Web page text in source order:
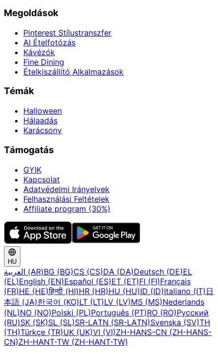
Megoldások
Pinterest Stílustranszfer
AI Ételfotózás
Kávézók
Fine Dining
Ételkiszállító Alkalmazások
Témák
Halloween
Hálaadás
Karácsony
Támogatás
GYIK
Kapcsolat
Adatvédelmi Irányelvek
Felhasználási Feltételek
Affiliate program (30%)
HU
العربية (AR)BG (BG)CS (CS)DA (DA)Deutsch (DE)EL
(EL)English (EN)Español (ES)ET (ET)FI (FI)Français
(FR)HE (HE)हिन्दी (HI)HR (HR)HU (HU)ID (ID)Italiano (IT) 日
本語 (JA)한국어 (KO)LT (LT)LV (LV)MS (MS)Nederlands
(NL)NO (NO)Polski (PL)Português (PT)RO (RO)Русский
(RU)SK (SK)SL (SL)SR-LATN (SR-LATN)Svenska (SV)TH
(TH)Türkçe (TR)UK (UK)VI (VI)ZH-HANS-CN (ZH-HANS-
CN)ZH-HANT-TW (ZH-HANT-TW)